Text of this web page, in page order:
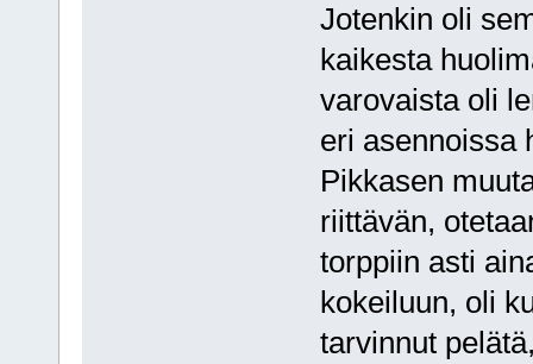
Jotenkin oli
kaikesta
varovaista oli
eri asennoissa
Pikkasen
riittävän,
torppiin asti
kokeiluun, oli
tarvinnut